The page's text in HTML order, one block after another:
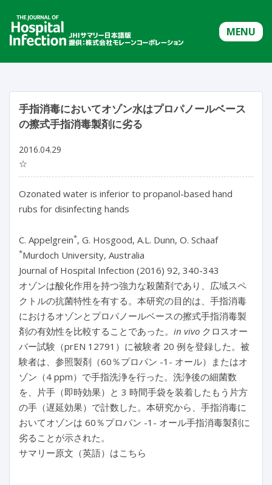
MENU
手指消毒においてオゾン水はプロパノールベース
の擦式手指消毒製剤に劣る
2016.04.29
☆
Ozonated water is inferior to propanol-based hand
rubs for disinfecting hands
C. Appelgrein*, G. Hosgood, A.L. Dunn, O. Schaaf
*Murdoch University, Australia
Journal of Hospital Infection (2016) 92, 340-343
オゾンは酸化作用を持つ強力な殺菌剤であり、広域スペ
クトルの抗菌特性を有する。本研究の目的は、手指消毒
におけるオゾンとプロパノールベースの擦式手指消毒製
剤の有効性を比較することであった。 in vivo クロスオー
バー試験（prEN 12791）に被験者 20 例を登録した。被
験者は、参照製剤（60％プロパン -1- オール）またはオ
ゾン（4 ppm）で手指洗浄を行った。洗浄後の細菌数
を、片手（即時効果）と 3 時間手袋を装着したもう片方
の手（遅延効果）で計数した。本研究から、手指消毒に
おいてオゾンは 60％プロパン -1- オール手指消毒製剤に
劣ることが示された。
サマリー原文（英語）はこちら